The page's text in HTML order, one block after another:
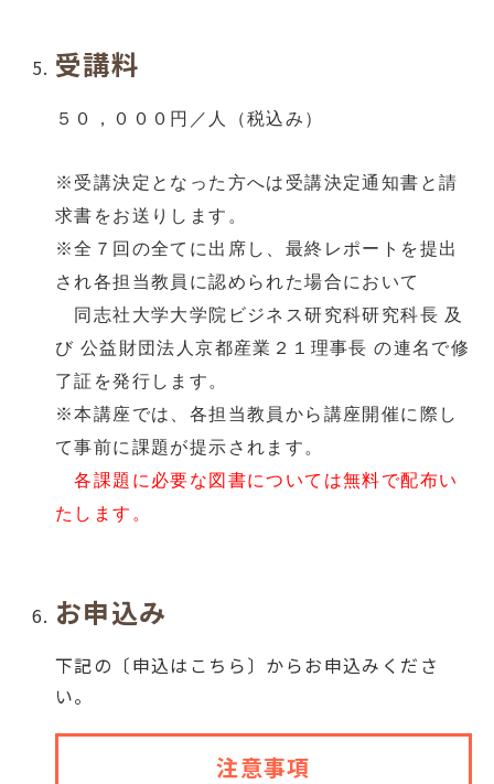
受講料
５０，０００円／人（税込み）
※受講決定となった方へは受講決定通知書と請
求書をお送りします。
※全７回の全てに出席し、最終レポートを提出
され各担当教員に認められた場合において
同志社大学大学院ビジネス研究科研究科長 及
び 公益財団法人京都産業２１理事長 の連名で修
了証を発行します。
※本講座では、各担当教員から講座開催に際し
て事前に課題が提示されます。
各課題に必要な図書については無料で配布い
たします。
お申込み
下記の〔申込はこちら〕からお申込みくださ
い。
注意事項